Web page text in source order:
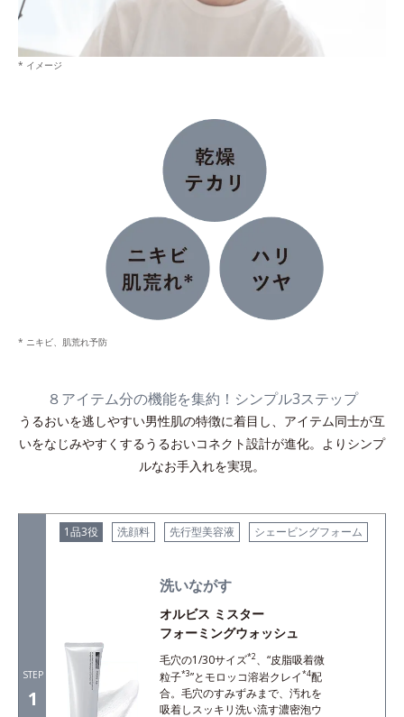
* イメージ
* ニキビ、肌荒れ予防
８アイテム分の機能を集約！シンプル3ステップ
うるおいを逃しやすい男性肌の特徴に着目し、アイテム同士が互
いをなじみやすくするうるおいコネクト設計が進化。よりシンプ
ルなお手入れを実現。
STEP
1
1品3役 洗顔料 先行型美容液 シェービングフォーム
洗いながす
オルビス ミスター
フォーミングウォッシュ
毛穴の1/30サイズ*2、“皮脂吸着微
粒子*3”とモロッコ溶岩クレイ*4配
合。毛穴のすみずみまで、汚れを
吸着しスッキリ洗い流す濃密泡ウ